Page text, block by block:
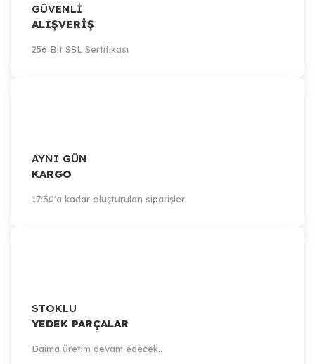
GÜVENLİ
ALIŞVERİŞ
256 Bit SSL Sertifikası
AYNI GÜN
KARGO
17:30'a kadar oluşturulan siparişler
STOKLU
YEDEK PARÇALAR
Daima üretim devam edecek..